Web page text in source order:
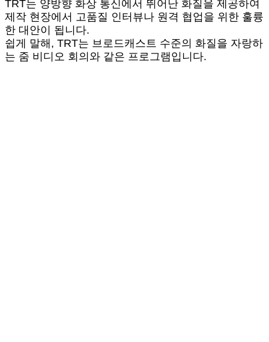
TRT는 양방향 화상 통신에서 뛰어난 화질을 제공하여
제작 현장에서 고품질 인터뷰나 원격 협업을 위한 훌륭
한 대안이 됩니다.
쉽게 말해, TRT는 브로드캐스트 수준의 화질을 자랑하
는 줌 비디오 회의와 같은 프로그램입니다.